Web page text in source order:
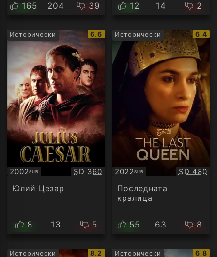
165 204 39 12 14 2
Исторически
IMDb
рейтинг:
6.6
2002SUB
Субтитри Качество:
SD 360
Юлий Цезар
8 13 5
Исторически
IMDb
6.4
2022SUB
Субтитри SD 480
Последната
кралица
55 63 8
Исторически
IMDb
8.2 Исторически
IMDb
6.8